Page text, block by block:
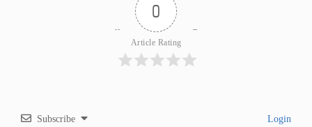
0
Article Rating
Subscribe Login